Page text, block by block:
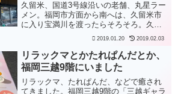
久留米、国道3号線沿いの老舗、丸星ラー
メン。福岡市方面から南へは、久留米市
に入り宝満川を渡ったらそろそろ。久留
米市中心部から北へは、筑後川を渡った
らそろそろ。お値段も400円、替え玉100
円と良心的です。がっつり脂ぎってます
が意外と優しいお...
2019.01.20 2019.02.03
リラックマとかたれぱんだとか、
福岡三越9階にいました
リラックマ、たれぱんだ、などで癒され
てきました。福岡三越9階の「三越ギャラ